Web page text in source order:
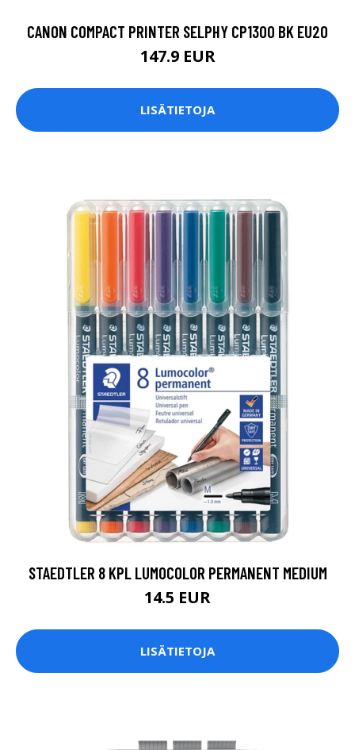
CANON COMPACT PRINTER SELPHY CP1300 BK EU20
147.9 EUR
LISÄTIETOJA
STAEDTLER 8 KPL LUMOCOLOR PERMANENT MEDIUM
14.5 EUR
LISÄTIETOJA